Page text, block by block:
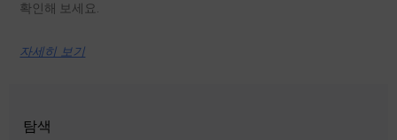
확인해 보세요.
자세히 보기
탐색